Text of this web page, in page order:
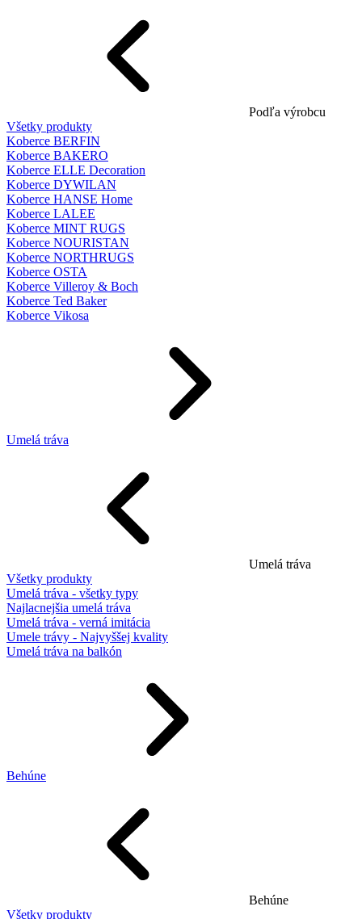
Podľa výrobcu
Všetky produkty
Koberce BERFIN
Koberce BAKERO
Koberce ELLE Decoration
Koberce DYWILAN
Koberce HANSE Home
Koberce LALEE
Koberce MINT RUGS
Koberce NOURISTAN
Koberce NORTHRUGS
Koberce OSTA
Koberce Villeroy & Boch
Koberce Ted Baker
Koberce Vikosa
Umelá tráva
Umelá tráva
Všetky produkty
Umelá tráva - všetky typy
Najlacnejšia umelá tráva
Umelá tráva - verná imitácia
Umele trávy - Najvyššej kvality
Umelá tráva na balkón
Behúne
Behúne
Všetky produkty